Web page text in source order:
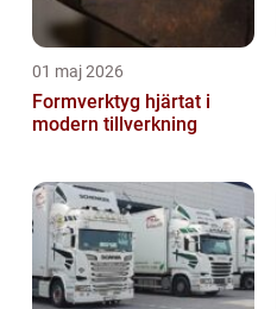
01 maj 2026
Formverktyg hjärtat i
modern tillverkning